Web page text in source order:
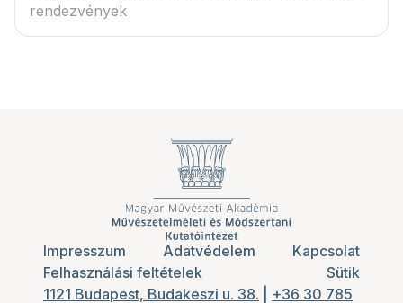
rendezvények
Impresszum Adatvédelem
Kapcsolat
Felhasználási feltételek
Sütik
1121 Budapest, Budakeszi u. 38.
+36 30 785